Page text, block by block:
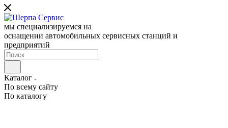
мы специализируемся на
оснащении автомобильных сервисных станций и
предприятий
Каталог
По всему сайту
По каталогу